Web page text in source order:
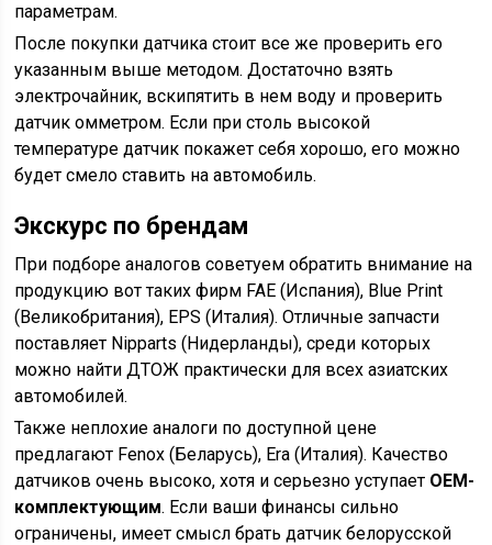
параметрам.
После покупки датчика стоит все же проверить его
указанным выше методом. Достаточно взять
электрочайник, вскипятить в нем воду и проверить
датчик омметром. Если при столь высокой
температуре датчик покажет себя хорошо, его можно
будет смело ставить на автомобиль.
Экскурс по брендам
При подборе аналогов советуем обратить внимание на
продукцию вот таких фирм FAE (Испания), Blue Print
(Великобритания), EPS (Италия). Отличные запчасти
поставляет Nipparts (Нидерланды), среди которых
можно найти ДТОЖ практически для всех азиатских
автомобилей.
Также неплохие аналоги по доступной цене
предлагают Fenox (Беларусь), Era (Италия). Качество
датчиков очень высоко, хотя и серьезно уступает OEM-
комплектующим. Если ваши финансы сильно
ограничены, имеет смысл брать датчик белорусской